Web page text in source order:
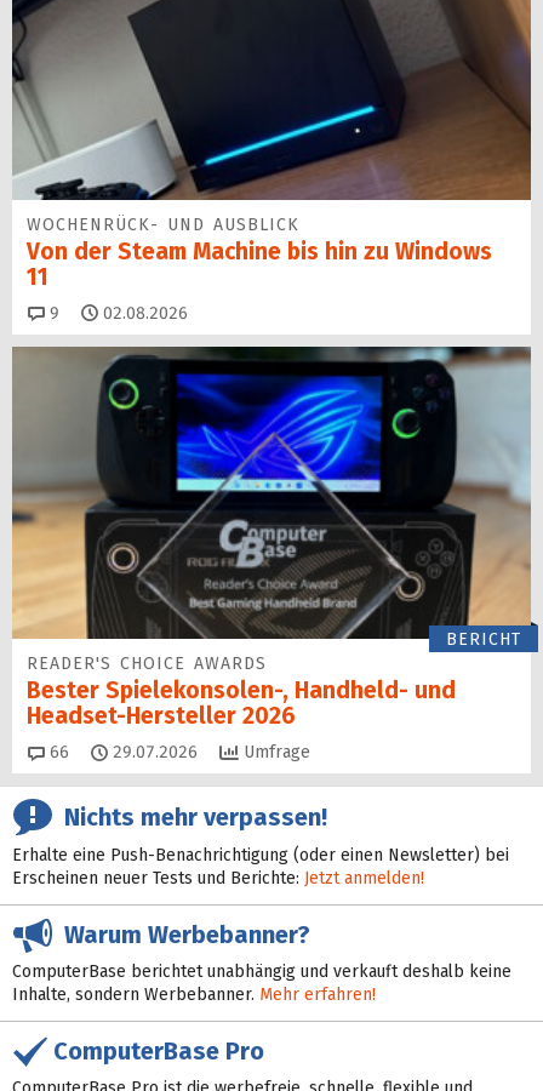
WOCHENRÜCK- UND AUSBLICK
Von der Steam Machine bis hin zu Windows
11
9 Kommentare
02.08.2026
BERICHT
READER'S CHOICE AWARDS
Bester Spielekonsolen-, Handheld- und
Headset-Hersteller 2026
66 Kommentare
29.07.2026 Umfrage
Nichts mehr verpassen!
Erhalte eine Push-Benachrichtigung (oder einen Newsletter) bei
Erscheinen neuer Tests und Berichte: Jetzt anmelden!
Warum Werbebanner?
ComputerBase berichtet unabhängig und verkauft deshalb keine
Inhalte, sondern Werbebanner. Mehr erfahren!
ComputerBase Pro